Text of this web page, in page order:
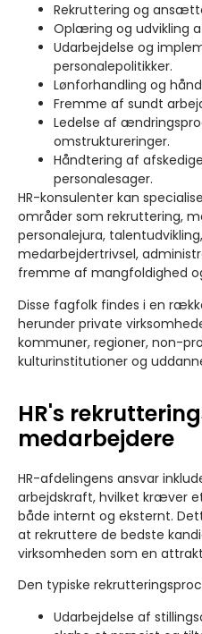
Rekruttering og
Oplæring og udvikling
Udarbejdelse og
personalepolitikker.
Lønforhandling og
Fremme af sundt
Ledelse af
omstruktureringer.
Håndtering af
personalesager.
HR-konsulenter kan
områder som rekruttering,
personalejura,
medarbejdertrivsel,
fremme af mangfoldighed
Disse fagfolk findes i en
herunder private
kommuner, regioner, non-
kulturinstitutioner og
HR's
medarbejdere
HR-afdelingens ansvar
arbejdskraft, hvilket kræver
både internt og eksternt.
at rekruttere de bedste
virksomheden som en
Den typiske
Udarbejdelse af